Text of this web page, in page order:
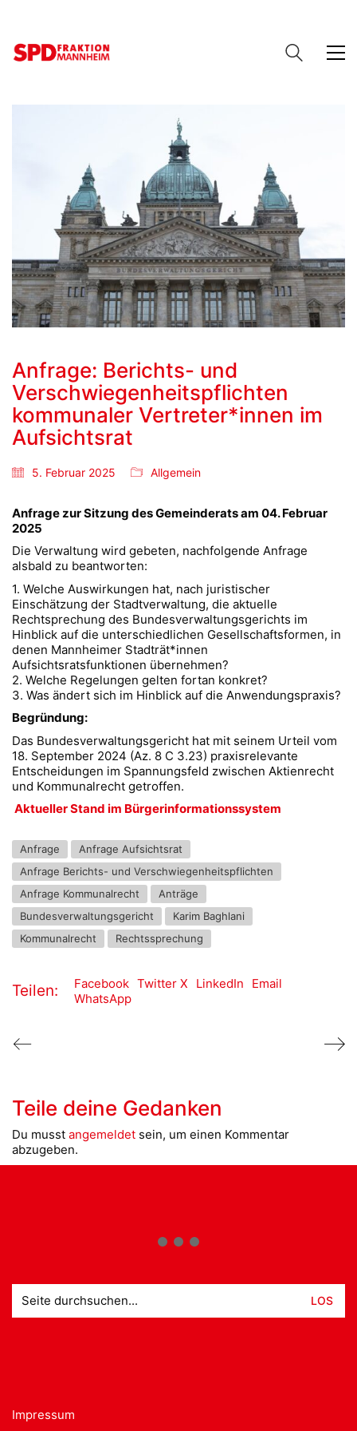
Anfrage: Berichts- und
Verschwiegenheitspflichten
kommunaler Vertreter*innen im
Aufsichtsrat
5. Februar 2025 Allgemein
Anfrage zur Sitzung des Gemeinderats am 04. Februar
2025
Die Verwaltung wird gebeten, nachfolgende Anfrage
alsbald zu beantworten:
1. Welche Auswirkungen hat, nach juristischer
Einschätzung der Stadtverwaltung, die aktuelle
Rechtsprechung des Bundesverwaltungsgerichts im
Hinblick auf die unterschiedlichen Gesellschaftsformen, in
denen Mannheimer Stadträt*innen
Aufsichtsratsfunktionen übernehmen?
2. Welche Regelungen gelten fortan konkret?
3. Was ändert sich im Hinblick auf die Anwendungspraxis?
Begründung:
Das Bundesverwaltungsgericht hat mit seinem Urteil vom
18. September 2024 (Az. 8 C 3.23) praxisrelevante
Entscheidungen im Spannungsfeld zwischen Aktienrecht
und Kommunalrecht getroffen.
Aktueller Stand im Bürgerinformationssystem
Anfrage
Anfrage Aufsichtsrat
Anfrage Berichts- und Verschwiegenheitspflichten
Anfrage Kommunalrecht
Anträge
Bundesverwaltungsgericht
Karim Baghlani
Kommunalrecht
Rechtssprechung
Teilen: Facebook Twitter X LinkedIn
Email
WhatsApp
Teile deine Gedanken
Du musst angemeldet sein, um einen Kommentar
abzugeben.
nach:
Impressum